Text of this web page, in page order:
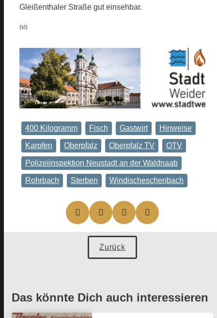
Gleißenthaler Straße gut einsehbar.
(vl)
400 Kilogramm Fisch Gastwirt Hinweise
Karpfen Oberpfalz Oberpfalz TV OTV
Polizeiinspektion Neustadt an der Waldnaab
Rohrbach Sterben Windischeschenbach
Zurück
Das könnte Dich auch interessieren